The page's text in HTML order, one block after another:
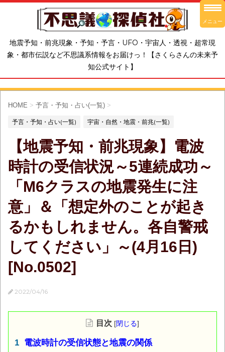
地震予知・前兆現象・予知・予言・UFO・宇宙人・透視・超常現
象・都市伝説など不思議系情報をお届けっ！【さくらさんの未来予
知公式サイト】
HOME > 予言・予知・占い(一覧) >
予言・予知・占い(一覧) 宇宙・自然・地震・前兆(一覧)
【地震予知・前兆現象】電波
時計の受信状況～5連続成功～
「M6クラスの地震発生に注
意」＆「想定外のことが起き
るかもしれません。各自警戒
してください」～(4月16日)
[No.0502]
2022/04/16
目次 [閉じる]
電波時計の受信状態と地震の関係
メニュー